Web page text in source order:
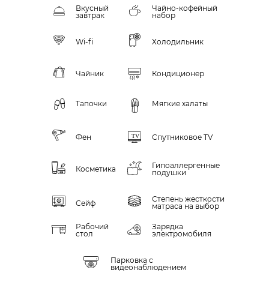
Спутниковое ТV
Чайно-кофейный
набор
Wi-fi
Чайник
Холодильник
Кондиционер
Косметика
Гипоаллергенные
подушки
Сейф
Тапочки
Фен
Мягкие халаты
Рабочий
стол
Степень жесткости
матраса на выбор
Вкусный
завтрак
Зарядка
электромобиля
Парковка с
видеонаблюдением